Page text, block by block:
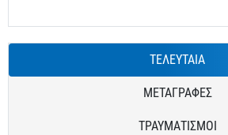
ΤΕΛΕΥΤΑΙΑ
ΜΕΤΑΓΡΑΦΕΣ
ΤΡΑΥΜΑΤΙΣΜΟΙ